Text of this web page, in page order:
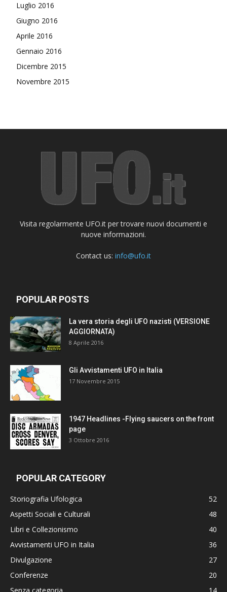
Luglio 2016
Giugno 2016
Aprile 2016
Gennaio 2016
Dicembre 2015
Novembre 2015
Visita regolarmente UFO.it per trovare nuovi documenti e
nuove informazioni.
Contact us: info@ufo.it
POPULAR POSTS
La vera storia degli UFO nazisti (VERSIONE
AGGIORNATA)
8 Aprile 2016
Gli Avvistamenti UFO in Italia
17 Novembre 2015
1947 Headlines -Flying saucers on the front
page
3 Ottobre 2016
POPULAR CATEGORY
Storiografia Ufologica
52
Aspetti Sociali e Culturali
48
Libri e Collezionismo
40
Avvistamenti UFO in Italia
36
Divulgazione
27
Conferenze
20
Senza categoria
14